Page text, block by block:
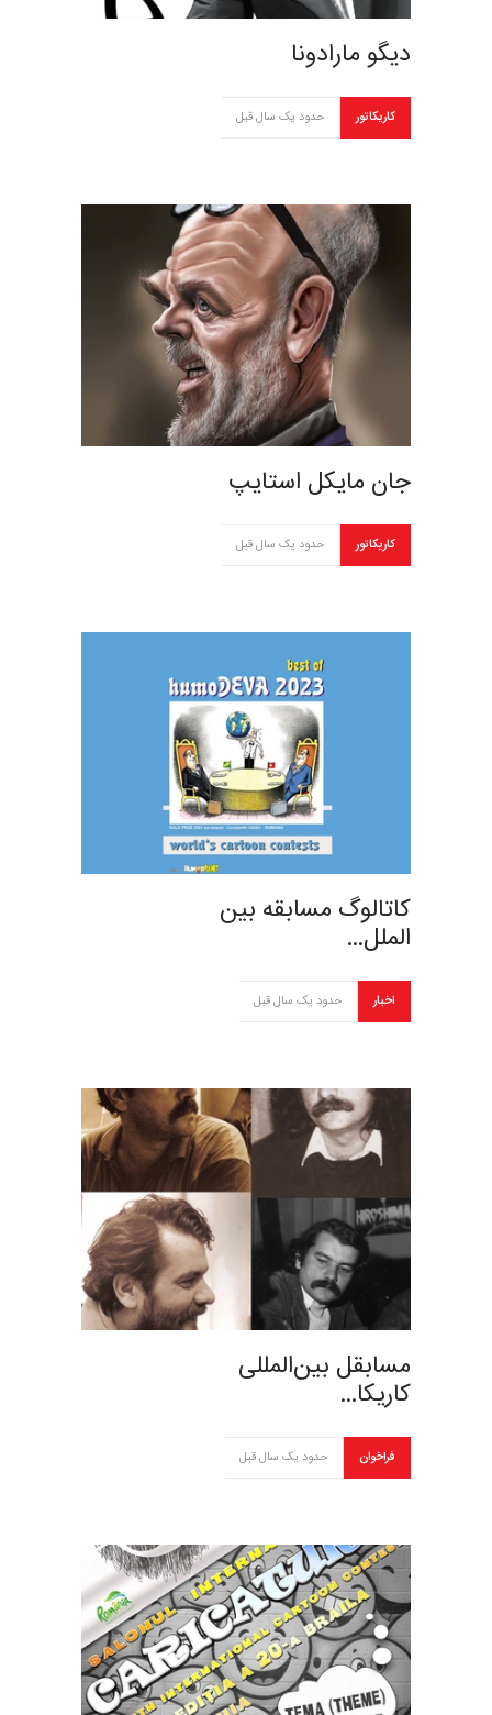
دیگو مارادونا
کاریکاتور حدود یک سال قبل
جان مایکل استایپ
کاریکاتور حدود یک سال قبل
کاتالوگ مسابقه بين
الملل…
اخبار حدود یک سال قبل
مسابقل بین‌المللی
کاریکا…
فراخوان حدود یک سال قبل